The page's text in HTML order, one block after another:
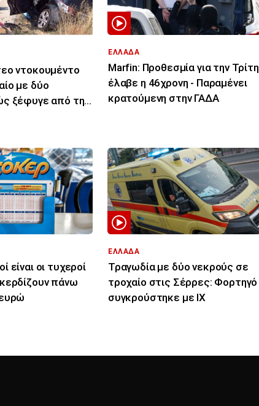
ντοκουμέντο
με δύο
ξέφυγε από την
ΕΛΛΑΔΑ
Marfin: Προθεσμία για την Τρίτη
έλαβε η 46χρονη - Παραμένει
κρατούμενη στην ΓΑΔΑ
είναι οι τυχεροί
πάνω
ΕΛΛΑΔΑ
Τραγωδία με δύο νεκρούς σε
τροχαίο στις Σέρρες: Φορτηγό
συγκρούστηκε με ΙΧ